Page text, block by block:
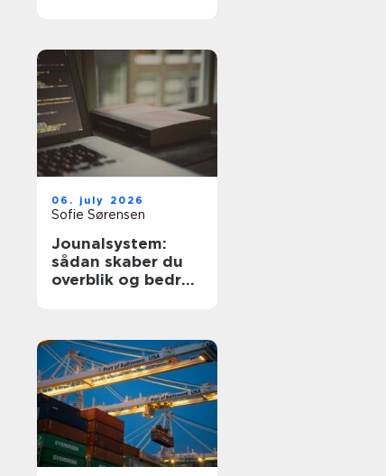
06. july 2026
Sofie Sørensen
Jounalsystem:
sådan skaber du
overblik og bedre